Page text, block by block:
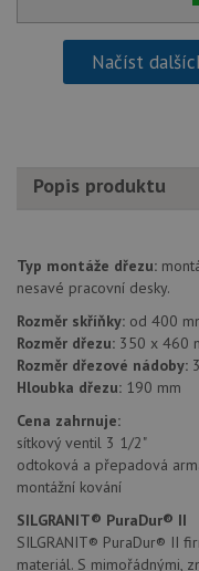
Načíst
Popis produktu
Typ montáže dřezu:
nesavé pracovní desky.
Rozměr skříňky: od 400
Rozměr dřezu: 350 x 460
Rozměr dřezové nádoby:
Hloubka dřezu: 190 mm
Cena zahrnuje:
sítkový ventil 3 1/2"
odtoková a přepadová
montážní kování
SILGRANIT® PuraDur® II
SILGRANIT® PuraDur® II
materiál. S mimořádnými,